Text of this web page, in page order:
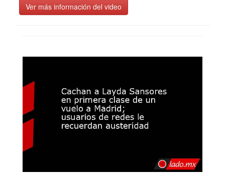
Ver más información del video